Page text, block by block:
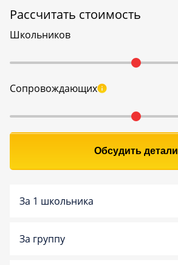
Рассчитать стоимость
Школьников
Сопровождающих
Обсудить детали
За 1 школьника
За группу